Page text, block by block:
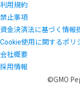
利用規約
禁止事項
資金決済法に基づく情報
Cookie使用に関するポリ
会社概要
採用情報
©GMO